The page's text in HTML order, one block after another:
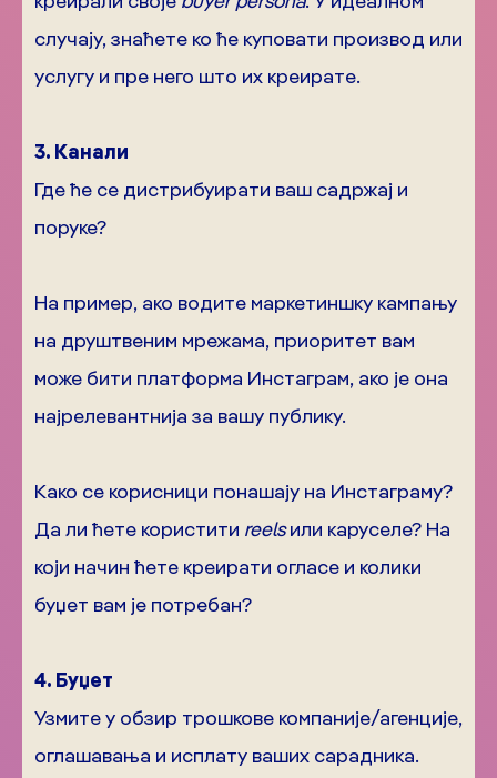
случају, знаћете ко ће куповати производ или
услугу и пре него што их креирате.
3. Канали
Где ће се дистрибуирати ваш садржај и
поруке?
На пример, ако водите маркетиншку кампању
на друштвеним мрежама, приоритет вам
може бити платформа Инстаграм, ако је она
најрелевантнија за вашу публику.
Како се корисници понашају на Инстаграму?
Да ли ћете користити reelsили каруселе? На
који начин ћете креирати огласе и колики
буџет вам је потребан?
4. Буџет
Узмите у обзир трошкове компаније/агенције,
оглашавања и исплату ваших сарадника.